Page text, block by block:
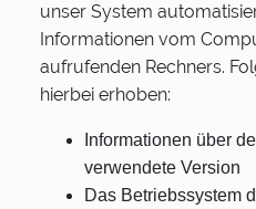
unser System
Informationen vom
aufrufenden Rechners.
hierbei erhoben:
Informationen über
verwendete Version
Das Betriebssystem